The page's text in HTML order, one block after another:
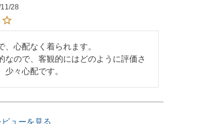
28
、心配なく着られます。
なので、客観的にはどのように評価さ
少々心配です。
ューを見る